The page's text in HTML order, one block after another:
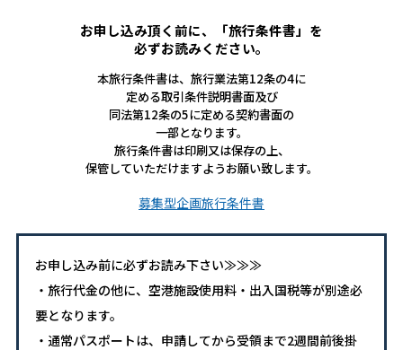
お申し込み頂く前に、「旅行条件書」を
必ずお読みください。
本旅行条件書は、旅行業法第12条の4に
定める取引条件説明書面及び
同法第12条の5に定める契約書面の
一部となります。
旅行条件書は印刷又は保存の上、
保管していただけますようお願い致します。
募集型企画旅行条件書
お申し込み前に必ずお読み下さい≫≫≫
・旅行代金の他に、空港施設使用料・出入国税等が別途必
要となります。
・通常パスポートは、申請してから受領まで2週間前後掛